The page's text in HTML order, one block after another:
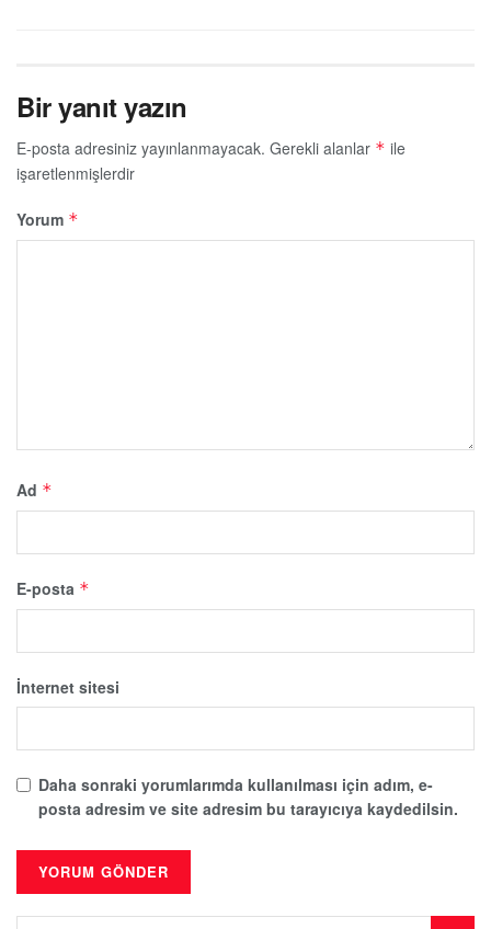
Bir yanıt yazın
E-posta adresiniz yayınlanmayacak. Gerekli alanlar * ile
işaretlenmişlerdir
Yorum *
Ad *
E-posta *
İnternet sitesi
Daha sonraki yorumlarımda kullanılması için adım, e-
posta adresim ve site adresim bu tarayıcıya kaydedilsin.